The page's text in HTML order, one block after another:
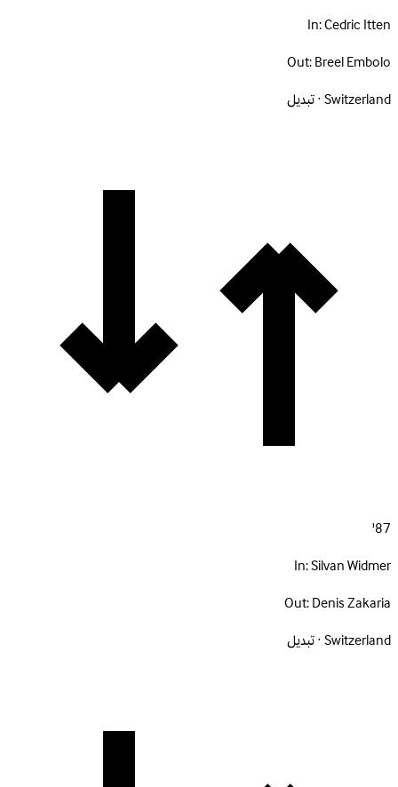
In:Cedric Itten
Out:Breel Embolo
Switzerland · تبديل
87'
In:Silvan Widmer
Out:Denis Zakaria
Switzerland · تبديل